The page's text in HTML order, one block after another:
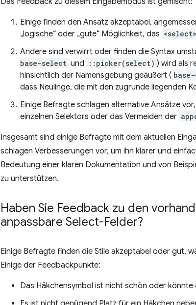
Einige finden den Ansatz akzeptabel,
„logische“ oder „gute“ Möglichkeit, das <select>
Andere sind verwirrt oder finden die Syntax
base-select und ::picker(select) ) wird als
hinsichtlich der Namensgebung geäußert (
dass Neulinge, die mit den zugrunde liegenden
Einige Befragte schlagen alternative Ansätze
einzelnen Selektors oder das Vermeiden der
Insgesamt sind einige Befragte mit dem aktuellen
schlagen Verbesserungen vor, um ihn klarer und
Bedeutung einer klaren Dokumentation und von
zu unterstützen.
Haben Sie Feedback zu den
anpassbare Select-Felder?
Einige Befragte finden die Stile akzeptabel oder gut,
Einige der Feedbackpunkte:
Das Häkchensymbol ist nicht schön oder könnte